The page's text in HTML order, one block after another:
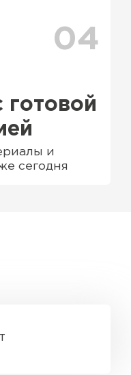
04
готовой
и
сегодня